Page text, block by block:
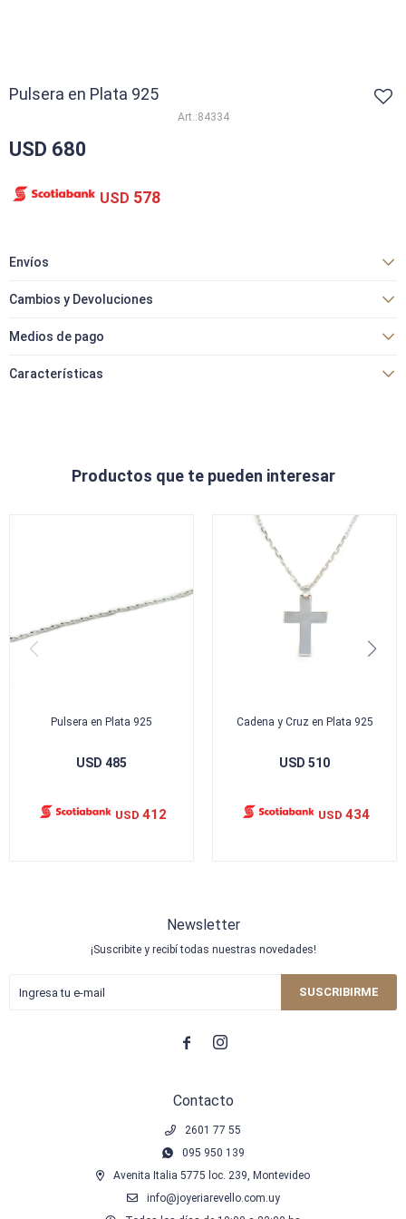
Pulsera en Plata 925
84334
USD 680
USD 578
Envíos
Cambios y Devoluciones
Medios de pago
Características
Productos que te pueden interesar
Pulsera en Plata 925
USD 485
USD 412
Cadena y Cruz en Plata 925
USD 510
USD 434
Contacto
2601 77 55
095 950 139
Avenita Italia 5775 loc. 239, Montevideo
info@joyeriarevello.com.uy
Newsletter
¡Suscribite y recibí todas nuestras novedades!
SUSCRIBIRME
 